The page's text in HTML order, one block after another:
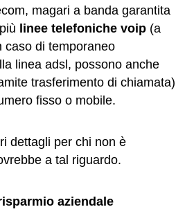
magari a banda garantita
linee telefoniche voip (a
caso di temporaneo
linea adsl, possono anche
trasferimento di chiamata)
fisso o mobile.
dettagli per chi non è
a tal riguardo.
aziendale